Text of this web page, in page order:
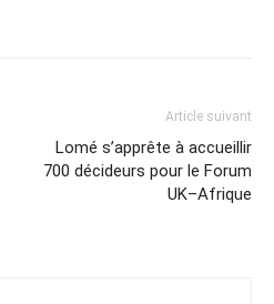
Article suivant
Lomé s’apprête à accueillir
700 décideurs pour le Forum
UK–Afrique